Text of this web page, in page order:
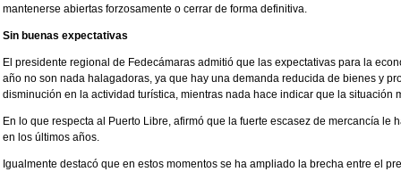
mantenerse abiertas forzosamente o cerrar de forma definitiva.
Sin buenas expectativas
El presidente regional de Fedecámaras admitió que las expectativas para la
año no son nada halagadoras, ya que hay una demanda reducida de bienes y
disminución en la actividad turística, mientras nada hace indicar que la situación
En lo que respecta al Puerto Libre, afirmó que la fuerte escasez de mercancía le
en los últimos años.
Igualmente destacó que en estos momentos se ha ampliado la brecha entre el